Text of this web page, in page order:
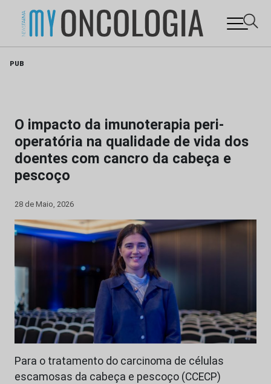
PUB
O impacto da imunoterapia peri-
operatória na qualidade de vida dos
doentes com cancro da cabeça e
pescoço
28 de Maio, 2026
Para o tratamento do carcinoma de células
escamosas da cabeça e pescoço (CCECP)